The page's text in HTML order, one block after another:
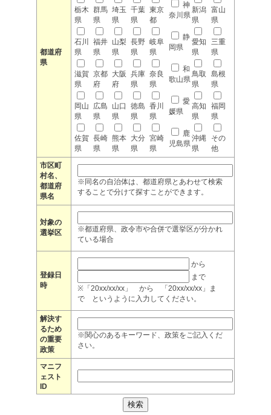
都道府
県
栃木
県
群馬
県
埼玉
県
千葉
県
東京
都
神
奈川県
新潟
県
富山
県
石川
県
福井
県
山梨
県
長野
県
岐阜
県
静
岡県
愛知
県
三重
県
滋賀
県
京都
府
大阪
府
兵庫
県
奈良
県
和
歌山県
鳥取
県
島根
県
岡山
県
広島
県
山口
県
徳島
県
香川
県
愛
媛県
高知
県
福岡
県
佐賀
県
長崎
県
熊本
県
大分
県
宮崎
県
鹿
児島県
沖縄
県
その
他
市区町
村名、
都道府
県名
※同名の自治体は、都道府県とあわせて検索
することで分けて探すことができます。
対象の
選挙区
※都道府県、政令市や合併で選挙区が分かれ
ている場合
登録日
時
から
まで
※「20xx/xx/xx」 から 「20xx/xx/xx」ま
で というように入力してください。
解決す
るため
の重要
政策
※関心のあるキーワード、政策をご記入くだ
さい。
マニフ
ェスト
ID